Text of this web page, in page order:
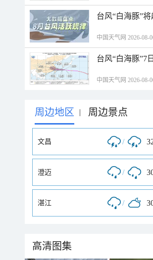
台风“白海豚”
中国天气网 2026-08-
台风“白海豚”7
中国天气网 2026-08-
周边地区 | 周边景点
文昌 /
澄迈 /
湛江 /
高清图集